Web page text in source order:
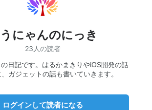
にゃんのにっき
23人の読者
日記です。はるかまきりやiOS開発の話
ガジェットの話も書いていきます。
ログインして読者になる